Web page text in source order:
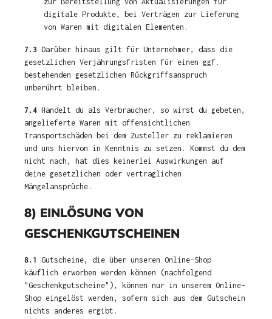
digitale Produkte, bei Verträgen zur Lieferung
von Waren mit digitalen Elementen.
7.3 Darüber hinaus gilt für Unternehmer, dass die
gesetzlichen Verjährungsfristen für einen ggf.
bestehenden gesetzlichen Rückgriffsanspruch
unberührt bleiben.
7.4 Handelt du als Verbraucher, so wirst du gebeten,
angelieferte Waren mit offensichtlichen
Transportschäden bei dem Zusteller zu reklamieren
und uns hiervon in Kenntnis zu setzen. Kommst du dem
nicht nach, hat dies keinerlei Auswirkungen auf
deine gesetzlichen oder vertraglichen
Mängelansprüche.
8) EINLÖSUNG VON
GESCHENKGUTSCHEINEN
8.1 Gutscheine, die über unseren Online-Shop
käuflich erworben werden können (nachfolgend
"Geschenkgutscheine"), können nur in unserem Online-
Shop eingelöst werden, sofern sich aus dem Gutschein
nichts anderes ergibt.